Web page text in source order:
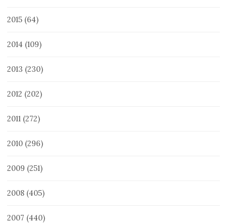
2015 (64)
2014 (109)
2013 (230)
2012 (202)
2011 (272)
2010 (296)
2009 (251)
2008 (405)
2007 (440)